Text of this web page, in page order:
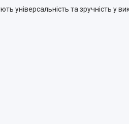
універсальність та зручність